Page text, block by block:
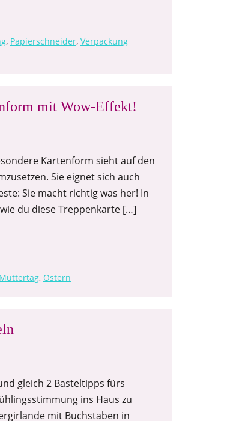
, Papierschneider, Verpackung
mit Wow-Effekt!
Kartenform sieht auf den
Sie eignet sich auch
Sie macht richtig was her! In
du diese Treppenkarte […]
Muttertag, Ostern
gleich 2 Basteltipps fürs
ins Haus zu
mit Buchstaben in